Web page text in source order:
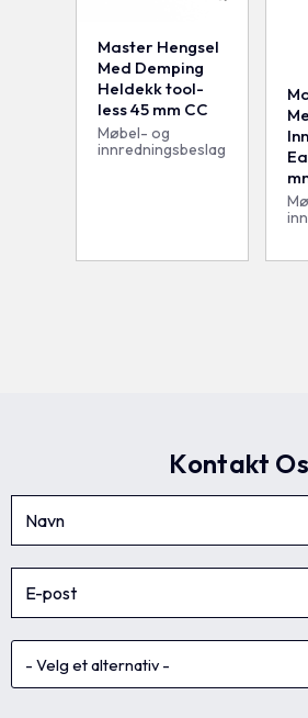
Master Hengsel
Med Demping
Heldekk tool-
less 45 mm CC
Møbel- og
innredningsbeslag
Kontakt